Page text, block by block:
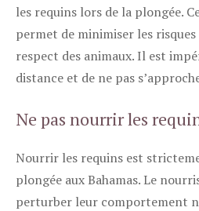
les requins lors de la plongée.
permet de minimiser les
respect des animaux. Il est
distance et de ne pas
Ne pas nourrir les
Nourrir les requins est
plongée aux Bahamas. Le
perturber leur comportement